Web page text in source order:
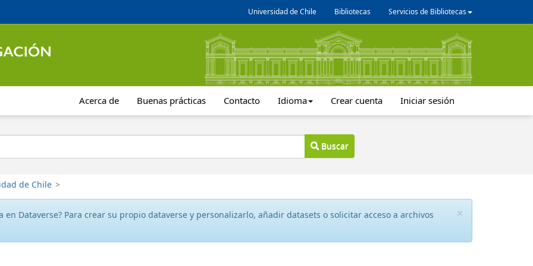
Universidad de Chile Bibliotecas Servicios de Bibliotecas
Acerca de Buenas prácticas Contacto Idioma Crear cuenta Iniciar sesión
Buscar
de Chile >
×
en Dataverse? Para crear su propio dataverse y personalizarlo, añadir datasets o solicitar acceso a archivos